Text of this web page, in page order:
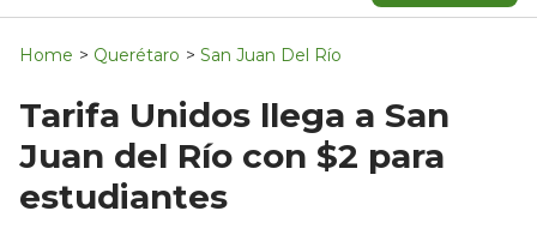
Navigation
Home > Querétaro > San Juan Del Río
Tarifa Unidos llega a San
Juan del Río con $2 para
estudiantes